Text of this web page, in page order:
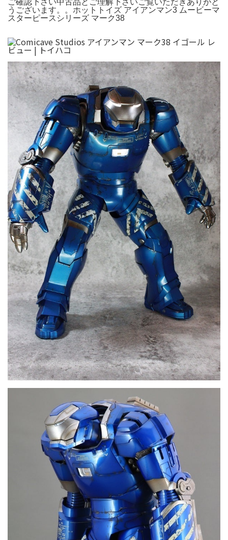
うございます。。ホットトイズ アイアンマン3 ムービーマ
スターピースシリーズ マーク38